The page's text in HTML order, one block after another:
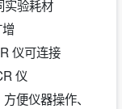
实验耗材
仪可连接
仪
便仪器操作、